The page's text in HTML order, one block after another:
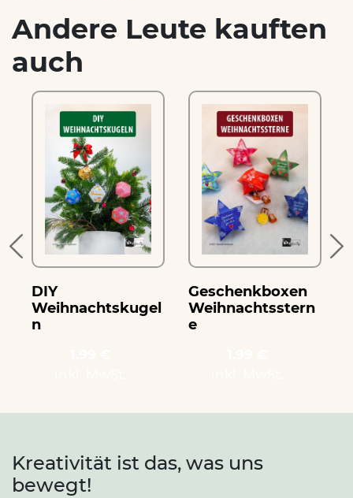
Andere Leute kauften
auch
DIY
Weihnachtskugel
n
Geschenkboxen
Weihnachtsstern
e
Kreativität ist das, was uns
bewegt!